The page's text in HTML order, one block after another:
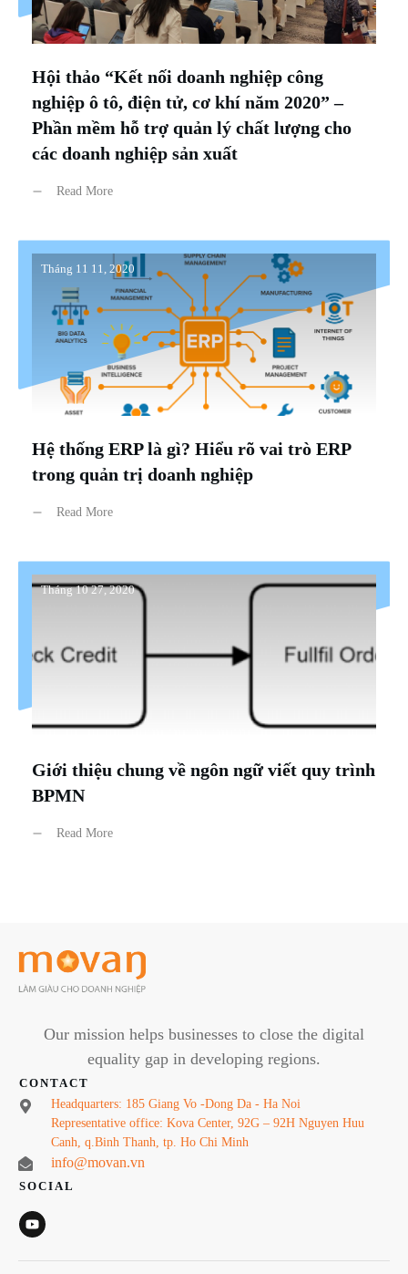
Hội thảo “Kết nối doanh nghiệp công
nghiệp ô tô, điện tử, cơ khí năm 2020” –
Phần mềm hỗ trợ quản lý chất lượng cho
các doanh nghiệp sản xuất
Read More
Tháng 11 11, 2020
Hệ thống ERP là gì? Hiểu rõ vai trò ERP
trong quản trị doanh nghiệp
Read More
Tháng 10 27, 2020
Giới thiệu chung về ngôn ngữ viết quy trình
BPMN
Read More
Our mission helps businesses to close the digital
equality gap in developing regions.
CONTACT
Headquarters: 185 Giang Vo -Dong Da - Ha Noi
Representative office: Kova Center, 92G – 92H Nguyen Huu
Canh, q.Binh Thanh, tp. Ho Chi Minh
info@movan.vn
SOCIAL